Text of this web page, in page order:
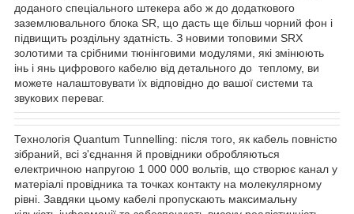
доданого спеціального штекера або ж до додаткового
заземлювального блока SR, що дасть ще більш чорний фон і
підвищить роздільну здатність. З новими топовими SRX
золотими та срібними тюнінговими модулями, які змінюють
інь і янь цифрового кабелю від детального до теплому, ви
можете налаштовувати їх відповідно до вашої системи та
звукових переваг.
Технологія Quantum Tunnelling: після того, як кабель повністю
зібраний, всі з'єднання й провідники обробляються
електричною напругою 1 000 000 вольтів, що створює канал у
матеріалі провідника та точках контакту на молекулярному
рівні. Завдяки цьому кабелі пропускають максимальну